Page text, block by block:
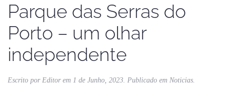
Parque das Serras do
Porto – um olhar
independente
Escrito por Editorem 1 de Junho, 2023. Publicado em Noticias.